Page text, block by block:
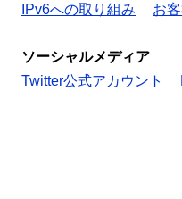
IPv6への取り組み
お
ソーシャルメディア
Twitter公式アカウント